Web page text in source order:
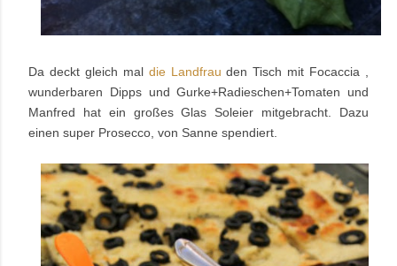
Da deckt gleich mal die Landfrau den Tisch mit Focaccia ,
wunderbaren Dipps und Gurke+Radieschen+Tomaten und
Manfred hat ein großes Glas Soleier mitgebracht. Dazu
einen super Prosecco, von Sanne spendiert.